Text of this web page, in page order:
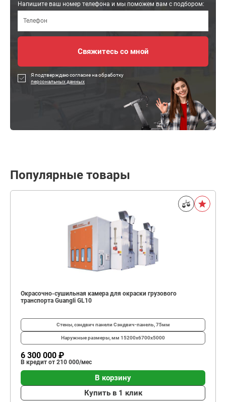
Напишите ваш номер телефона и мы поможем вам с подбором:
Я подтверждаю согласие на обработку
персональных данных
Популярные товары
Окрасочно-сушильная камера для окраски грузового
транспорта Guangli GL10
Стены, сэндвич панели Сэндвич-панель, 75мм
Наружные размеры, мм 15200х6700х5000
6 300 000 ₽
В кредит от 210 000/мес
В корзину
Купить в 1 клик